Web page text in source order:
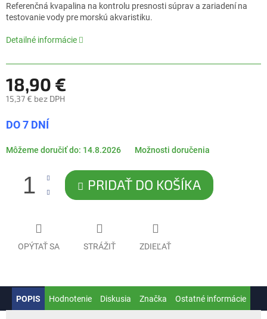
produktu
je
z
hviezdičiek.
Referenčná kvapalina na kontrolu presnosti súprav a zariadení na
testovanie vody pre morskú akvaristiku.
Detailné informácie
18,90 €
15,37 € bez DPH
cena:
DO 7 DNÍ
Môžeme doručiť do: 14.8.2026 Možnosti doručenia
PRIDAŤ DO KOŠÍKA
OPÝTAŤ SA STRÁŽIŤ ZDIEĽAŤ
POPIS Hodnotenie Diskusia Značka Ostatné informácie